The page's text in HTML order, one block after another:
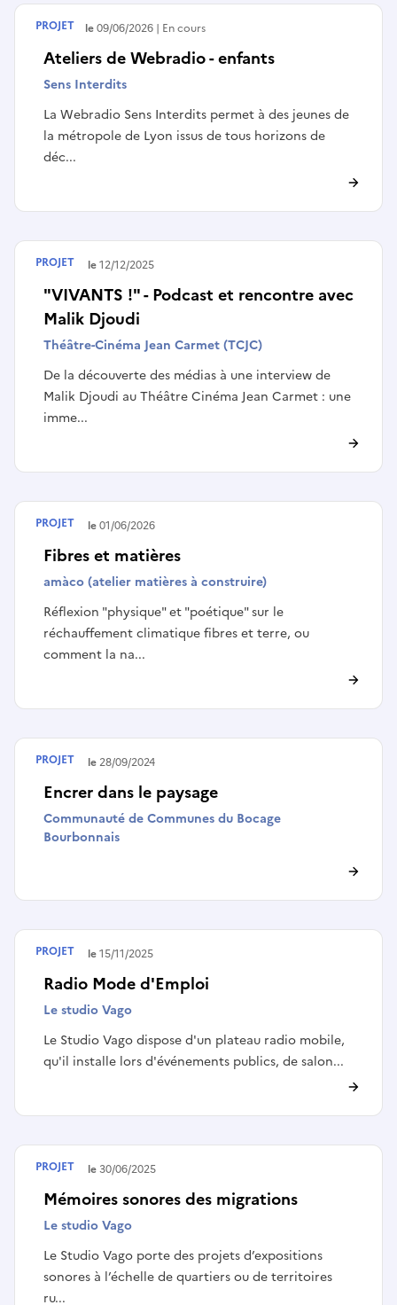
Ateliers de Webradio - enfants
Sens Interdits
La Webradio Sens Interdits permet à des jeunes de
la métropole de Lyon issus de tous horizons de
déc...
Débute le09/06/2026 En cours
PROJET
"VIVANTS !" - Podcast et rencontre avec
Malik Djoudi
Théâtre-Cinéma Jean Carmet (TCJC)
De la découverte des médias à une interview de
Malik Djoudi au Théâtre Cinéma Jean Carmet : une
imme...
Terminé le12/12/2025
PROJET
Fibres et matières
amàco (atelier matières à construire)
Réflexion "physique" et "poétique" sur le
réchauffement climatique fibres et terre, ou
comment la na...
Terminé le01/06/2026
PROJET
Encrer dans le paysage
Communauté de Communes du Bocage
Bourbonnais
Terminé le28/09/2024
PROJET
Radio Mode d'Emploi
Le studio Vago
Le Studio Vago dispose d'un plateau radio mobile,
qu'il installe lors d'événements publics, de salon...
Terminé le15/11/2025
PROJET
Mémoires sonores des migrations
Le studio Vago
Le Studio Vago porte des projets d’expositions
sonores à l’échelle de quartiers ou de territoires
ru...
Terminé le30/06/2025
PROJET